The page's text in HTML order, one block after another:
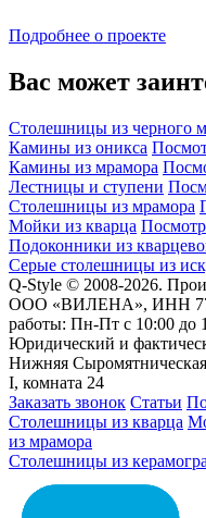
Подробнее о проекте
Вас может
Столешницы из черного
Камины из оникса
Камины из мрамора
Лестницы и ступени
Столешницы из мрамора
Мойки из кварца
Подоконники из
Серые столешницы из
Q-Style © 2008-2026.
ООО «ВИЛЕНА», ИНН
работы: Пн-Пт с 10:00 до
Юридический и
Нижняя
I, комната 24
Заказать звонок Статьи
Столешницы из кварца
из мрамора
Столешницы из